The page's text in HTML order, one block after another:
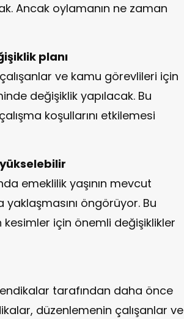
Ancak oylamanın ne zaman
planı
ve kamu görevlileri için
değişiklik yapılacak. Bu
koşullarını etkilemesi
emeklilik yaşının mevcut
öngörüyor. Bu
kesimler için önemli değişiklikler
tarafından daha önce
düzenlemenin çalışanlar ve